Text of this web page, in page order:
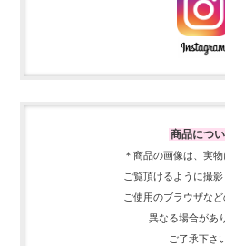
商品につ
＊商品の画像は、実
ご覧頂けるように撮影
ご使用のブラウザな
異なる場合があ
ご了承下さ